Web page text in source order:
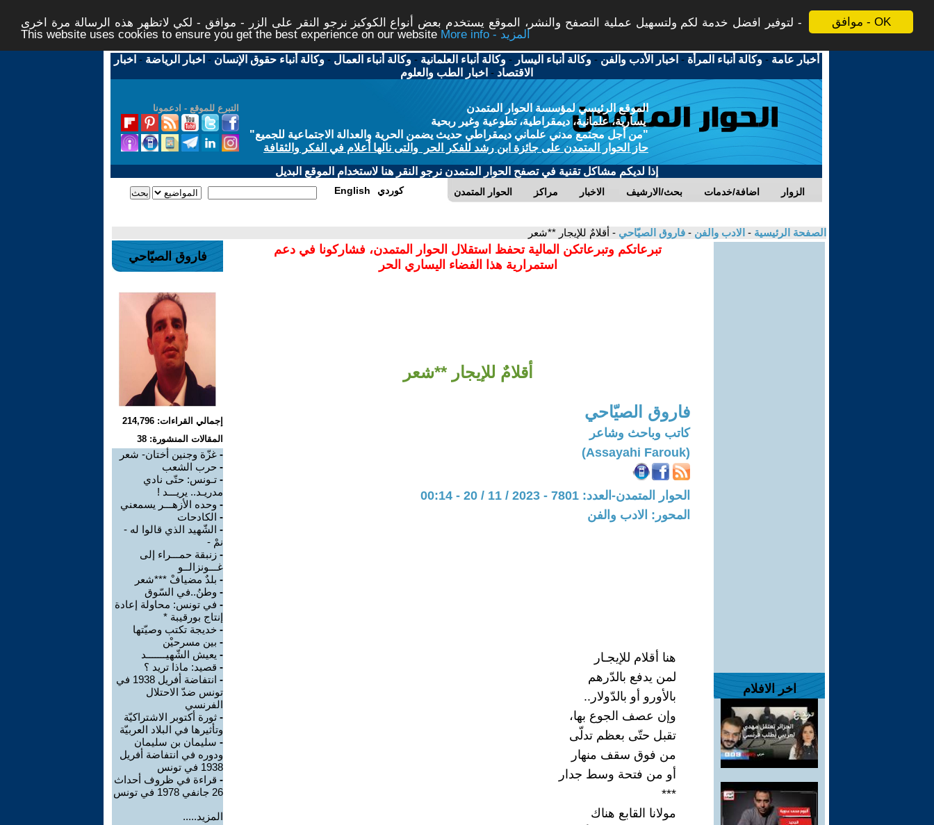
موافق - OK
لتوفير افضل خدمة لكم ولتسهيل عملية التصفح والنشر، الموقع يستخدم بعض أنواع الكوكيز نرجو النقر على الزر - موافق - لكي لاتظهر هذه الرسالة مرة اخرى -
This website uses cookies to ensure you get the best experience on our website
More info - المزيد
أخبار عامة -وكالة أنباء المرأة - اخبار الأدب والفن -وكالة أنباء اليسار -وكالة أنباء العلمانية -وكالة أنباء العمال -وكالة أنباء حقوق الإنسان - اخبار الرياضة - اخبار
الاقتصاد - اخبار الطب والعلوم
التبرع للموقع - ادعمونا
الموقع الرئيسي لمؤسسة الحوار المتمدن
يسارية، علمانية، ديمقراطية، تطوعية وغير ربحية
"من أجل مجتمع مدني علماني ديمقراطي حديث يضمن الحرية والعدالة الاجتماعية للجميع"
حاز الحوار المتمدن على جائزة ابن رشد للفكر الحر والتى نالها أعلام في الفكر والثقافة
إذا لديكم مشاكل تقنية في تصفح الحوار المتمدن نرجو النقر هنا لاستخدام الموقع البديل
الحوار المتمدن مراكز الاخبار بحث/الارشيف اضافة/خدمات الزوار English كوردي
الصفحة الرئيسية - الادب والفن - فاروق الصيّاحي - أقلامٌ للإيجار **شعر
اخر الافلام
تبرعاتكم وتبرعاتكن المالية تحفظ استقلال الحوار المتمدن، فشاركونا في دعم
استمرارية هذا الفضاء اليساري الحر
أقلامٌ للإيجار **شعر
فاروق الصيّاحي
كاتب وباحث وشاعر
(Assayahi Farouk)
الحوار المتمدن-العدد: 7801 - 2023 / 11 / 20 - 00:14
المحور: الادب والفن
هنا أقلام للإيجـار
لمن يدفع بالدّرهم
بالأورو أو بالدّولار..‏
وإن عصف الجوع بها،
تقبل حتّى بعظم تدلّى
من فوق سقف منهار
أو من فتحة وسط جدار
***
مولانا القابع هناك
فاروق الصيّاحي
إجمالي القراءات: 214,796
المقالات المنشورة: 38
- غزّة وجنين أختان- شعر
- حرب الشعب
- تـونس: حتّى نادي
مدريـد.. يريـــد ‏‎!‎
- وحده الأزهـــر يسمعني
- الكادحات
- الشّهيد الذي قالوا له -
نمْ -
- زنبقة حمـــراء إلى
غـــونزالــو
- بلدٌ مضيافْ ***شعر
- وطنُ..في السّوق
- في تونس: محاولة إعادة
إنتاج بورقيبة *‏
- خديجة تكتب وصيّتها
- بين مسرحيْن
- يعيش الشّهيـــــــد
- قصيد: ماذا تريد ؟
-
انتفاضة أفريل 1938 في
تونس ضدّ الاحتلال
الفرنسي
- ثورة أكتوبر الاشتراكيّة
وتأثيرها في البلاد العربيّة
- سليمان بن سليمان
ودوره في انتفاضة أفريل
1938 في تونس
- قراءة في ظروف أحداث
26 جانفي 1978 في تونس
المزيد.....